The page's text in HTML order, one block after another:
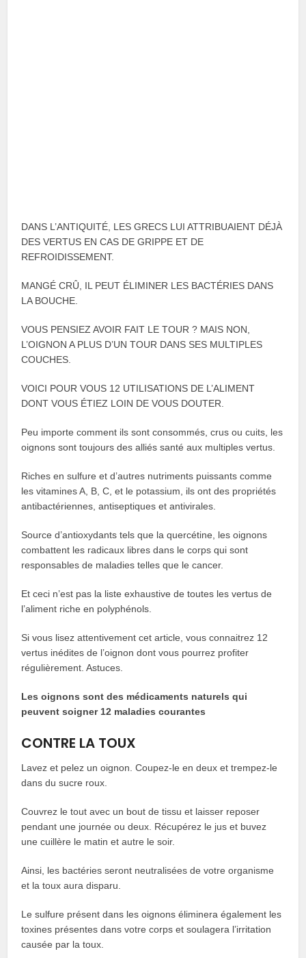
DANS L’ANTIQUITÉ, LES GRECS LUI ATTRIBUAIENT DÉJÀ
DES VERTUS EN CAS DE GRIPPE ET DE
REFROIDISSEMENT.
MANGÉ CRÛ, IL PEUT ÉLIMINER LES BACTÉRIES DANS
LA BOUCHE.
VOUS PENSIEZ AVOIR FAIT LE TOUR ? MAIS NON,
L’OIGNON A PLUS D’UN TOUR DANS SES MULTIPLES
COUCHES.
VOICI POUR VOUS 12 UTILISATIONS DE L’ALIMENT
DONT VOUS ÉTIEZ LOIN DE VOUS DOUTER.
Peu importe comment ils sont consommés, crus ou cuits, les
oignons sont toujours des alliés santé aux multiples vertus.
Riches en sulfure et d’autres nutriments puissants comme
les vitamines A, B, C, et le potassium, ils ont des propriétés
antibactériennes, antiseptiques et antivirales.
Source d’antioxydants tels que la quercétine, les oignons
combattent les radicaux libres dans le corps qui sont
responsables de maladies telles que le cancer.
Et ceci n’est pas la liste exhaustive de toutes les vertus de
l’aliment riche en polyphénols.
Si vous lisez attentivement cet article, vous connaitrez 12
vertus inédites de l’oignon dont vous pourrez profiter
régulièrement. Astuces.
Les oignons sont des médicaments naturels qui
peuvent soigner 12 maladies courantes
CONTRE LA TOUX
Lavez et pelez un oignon. Coupez-le en deux et trempez-le
dans du sucre roux.
Couvrez le tout avec un bout de tissu et laisser reposer
pendant une journée ou deux. Récupérez le jus et buvez
une cuillère le matin et autre le soir.
Ainsi, les bactéries seront neutralisées de votre organisme
et la toux aura disparu.
Le sulfure présent dans les oignons éliminera également les
toxines présentes dans votre corps et soulagera l’irritation
causée par la toux.